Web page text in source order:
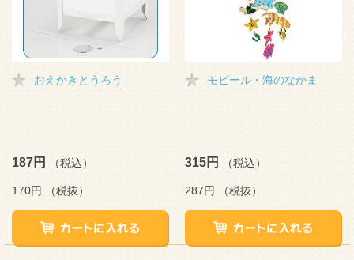
おえかきとうろう
187円 （税込）
170円 （税抜）
モビール・海のなかま
315円 （税込）
287円 （税抜）